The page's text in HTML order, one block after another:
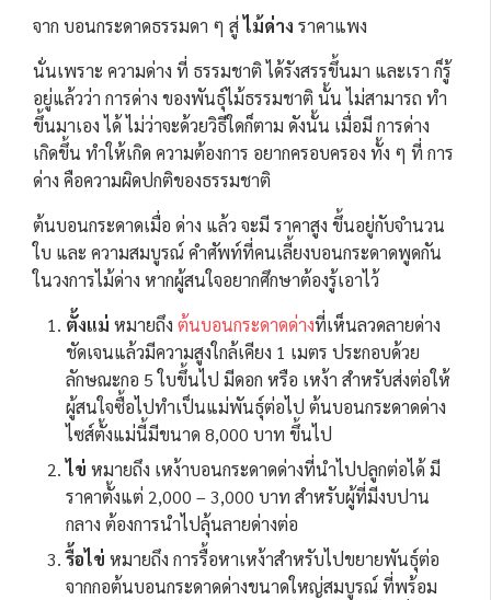
จาก บอนกระดาดธรรมดา ๆ สู่ไม้ด่าง ราคาแพง
นั่นเพราะ ความด่าง ที่ ธรรมชาติ ได้รังสรรขึ้นมา และเรา ก็รู้
อยู่แล้วว่า การด่าง ของพันธุ์ไม้ธรรมชาติ นั้น ไม่สามารถ ทำ
ขึ้นมาเอง ได้ ไม่ว่าจะด้วยวิธีใดก็ตาม ดังนั้น เมื่อมี การด่าง
เกิดขึ้น ทำให้เกิด ความต้องการ อยากครอบครอง ทั้ง ๆ ที่ การ
ด่าง คือความผิดปกติของธรรมชาติ
ต้นบอนกระดาดเมื่อ ด่าง แล้ว จะมี ราคาสูง ขึ้นอยู่กับจำนวน
ใบ และ ความสมบูรณ์ คำศัพท์ที่คนเลี้ยงบอนกระดาดพูดกัน
ในวงการไม้ด่าง หากผู้สนใจอยากศึกษาต้องรู้เอาไว้
ตั้งแม่ หมายถึง ต้นบอนกระดาดด่างที่เห็นลวดลายด่าง
ชัดเจนแล้วมีความสูงใกล้เคียง 1 เมตร ประกอบด้วย
ลักษณะกอ 5 ใบขึ้นไป มีดอก หรือ เหง้า สำหรับส่งต่อให้
ผู้สนใจซื้อไปทำเป็นแม่พันธุ์ต่อไป ต้นบอนกระดาดด่าง
ไซส์ตั้งแม่นี้มีขนาด 8,000 บาท ขึ้นไป
ไข่ หมายถึง เหง้าบอนกระดาดด่างที่นำไปปลูกต่อได้ มี
ราคาตั้งแต่ 2,000 – 3,000 บาท สำหรับผู้ที่มีงบปาน
กลาง ต้องการนำไปลุ้นลายด่างต่อ
รื้อไข่ หมายถึง การรื้อหาเหง้าสำหรับไปขยายพันธุ์ต่อ
จากกอต้นบอนกระดาดด่างขนาดใหญ่สมบูรณ์ ที่พร้อม